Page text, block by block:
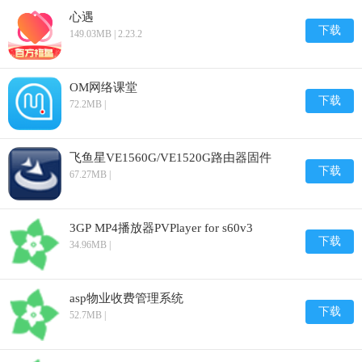
心遇
149.03MB | 2.23.2 下载
OM网络课堂
72.2MB | 下载
飞鱼星VE1560G/VE1520G路由器固件
67.27MB | 下载
3GP MP4播放器PVPlayer for s60v3
34.96MB | 下载
asp物业收费管理系统
52.7MB | 下载